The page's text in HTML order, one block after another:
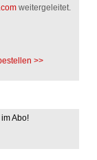
weitergeleitet.
>>
Abo!